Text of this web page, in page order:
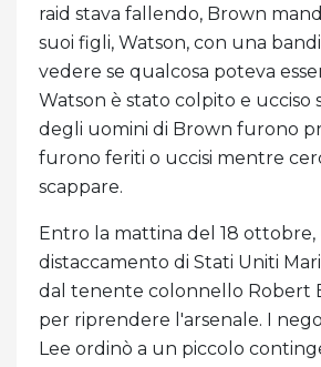
raid stava fallendo, Brown
suoi figli, Watson, con una
vedere se qualcosa poteva
Watson è stato colpito e ucciso
degli uomini di Brown furono
furono feriti o uccisi mentre
scappare.
Entro la mattina del 18 ottobre,
distaccamento di Stati Uniti
dal tenente colonnello Robert
per riprendere l'arsenale. I
Lee ordinò a un piccolo